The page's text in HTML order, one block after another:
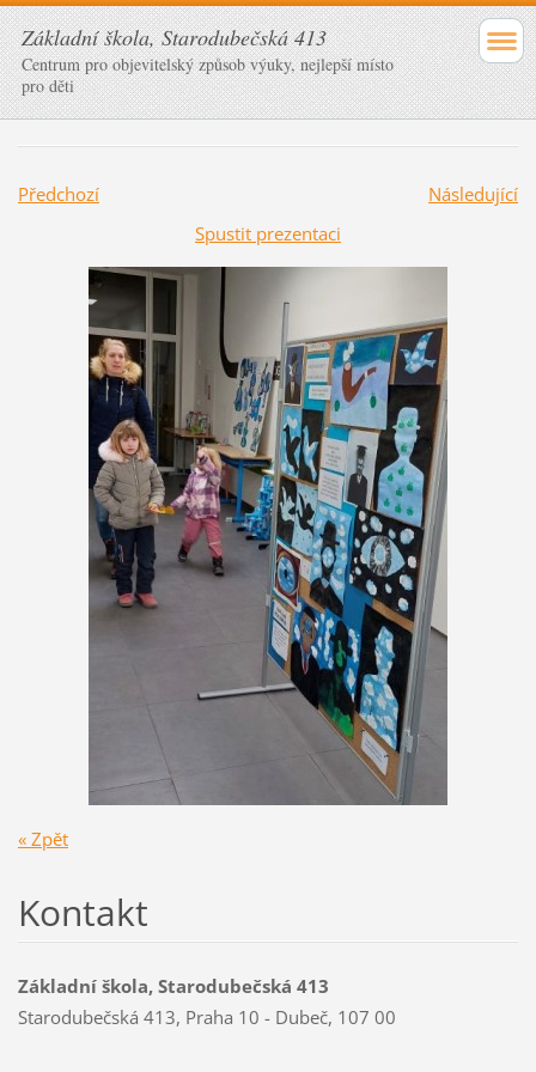
Základní škola, Starodubečská 413
Centrum pro objevitelský způsob výuky, nejlepší místo
pro děti
Předchozí
Následující
Spustit prezentaci
« Zpět
Kontakt
Základní škola, Starodubečská 413
Starodubečská 413, Praha 10 - Dubeč, 107 00